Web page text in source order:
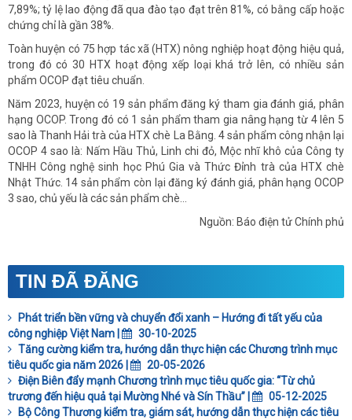
7,89%; tỷ lệ lao động đã qua đào tạo đạt trên 81%, có bằng cấp hoặc
chứng chỉ là gần 38%.
Toàn huyện có 75 hợp tác xã (HTX) nông nghiệp hoạt động hiệu quả,
trong đó có 30 HTX hoạt động xếp loại khá trở lên, có nhiều sản
phẩm OCOP đạt tiêu chuẩn.
Năm 2023, huyện có 19 sản phẩm đăng ký tham gia đánh giá, phân
hạng OCOP. Trong đó có 1 sản phẩm tham gia nâng hạng từ 4 lên 5
sao là Thanh Hải trà của HTX chè La Bằng. 4 sản phẩm công nhận lại
OCOP 4 sao là: Nấm Hầu Thủ, Linh chi đỏ, Mộc nhĩ khô của Công ty
TNHH Công nghệ sinh học Phú Gia và Thức Đỉnh trà của HTX chè
Nhật Thức. 14 sản phẩm còn lại đăng ký đánh giá, phân hạng OCOP
3 sao, chủ yếu là các sản phẩm chè...
Nguồn: Báo điện tử Chính phủ
TIN ĐÃ ĐĂNG
Phát triển bền vững và chuyển đổi xanh – Hướng đi tất yếu của
công nghiệp Việt Nam |
30-10-2025
Tăng cường kiểm tra, hướng dẫn thực hiện các Chương trình mục
tiêu quốc gia năm 2026 |
20-05-2026
Điện Biên đẩy mạnh Chương trình mục tiêu quốc gia: “Từ chủ
trương đến hiệu quả tại Mường Nhé và Sín Thầu” |
05-12-2025
Bộ Công Thương kiểm tra, giám sát, hướng dẫn thực hiện các tiêu